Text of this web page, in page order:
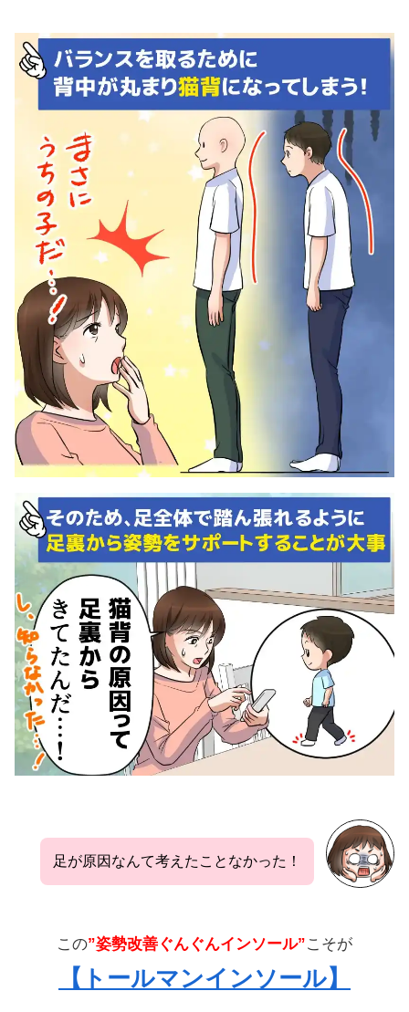
足が原因なんて考えたことなかった！
この”姿勢改善ぐんぐんインソール”こそが
【トールマンインソール】